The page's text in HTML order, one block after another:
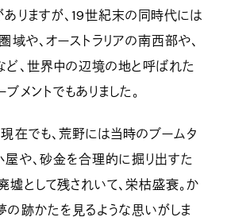
りますが、19世紀末の同時代には
域や、オーストラリアの南西部や、
ど、世界中の辺境の地と呼ばれた
メントでもありました。
在でも、荒野には当時のブームタ
屋や、砂金を合理的に掘り出すた
として残されいて、栄枯盛衰。か
跡かたを見るような思いがしま